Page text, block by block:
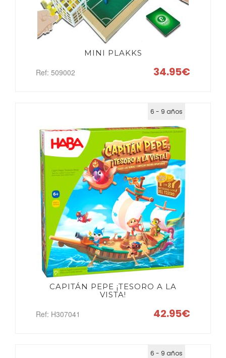
MINI PLAKKS
Ref: 509002 34.95€
6 - 9 años
CAPITÁN PEPE ¡TESORO A LA
VISTA!
Ref: H307041 42.95€
6 - 9 años